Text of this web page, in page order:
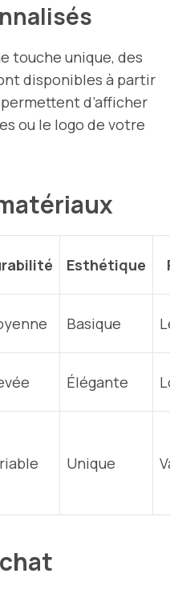
touche unique, des
disponibles à partir
d’afficher
ou le logo de votre
Esthétique
Basique
Élégante
Unique